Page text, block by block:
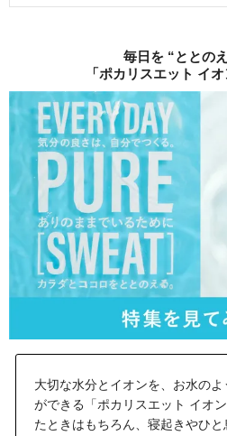
毎日を “ととの
「ポカリスエット イ
大切な水分とイオンを、お水の
ができる「ポカリスエット イオ
たときはもちろん、寝起きやひ